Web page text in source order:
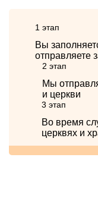
1 этап
Вы
отправляете
2 этап
Мы
и церкви
3 этап
Во время
церквях и